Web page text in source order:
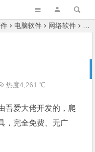
电脑软件 网络软件
热度4,261 ℃
吾爱大佬开发的，爬
，完全免费、无广